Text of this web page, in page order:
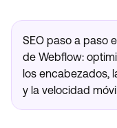
SEO paso a paso
de Webflow:
los encabezados,
y la velocidad